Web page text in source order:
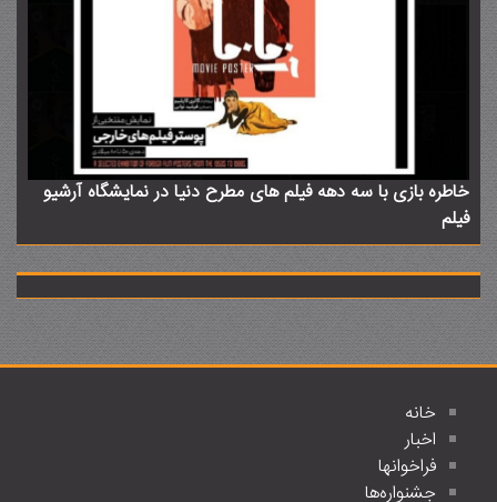
خاطره بازی با سه دهه فیلم های مطرح دنیا در نمایشگاه آرشیو
فیلم
خانه
اخبار
فراخوانها
جشنواره‌ها